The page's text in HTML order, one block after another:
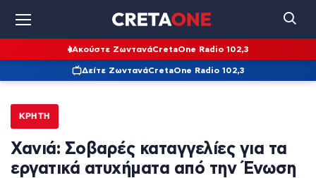
Ακούστε ΖωντανάCretaOne Radio 102,3
Δείτε ΖωντανάCretaOne Radio 102,3
ΚΡΉΤΗ
Χανιά: Σοβαρές καταγγελίες για τα
εργατικά ατυχήματα από την Ένωση